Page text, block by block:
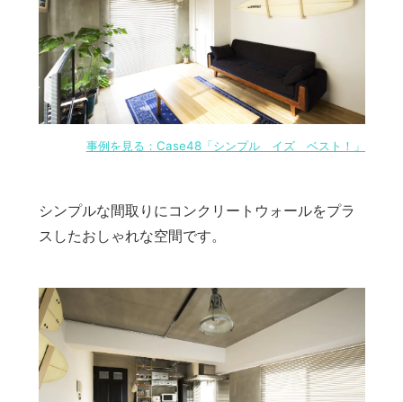
事例を見る：Case48「シンプル イズ ベスト！」
シンプルな間取りにコンクリートウォールをプラ
スしたおしゃれな空間です。